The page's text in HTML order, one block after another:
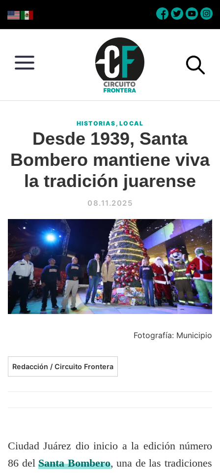
to
to
to
to
Conéctate
la
frontera
HISTORIAS ,LOCAL
Desde 1939, Santa
Bombero mantiene viva
la tradición juarense
08.11.2025
Fotografía: Municipio
Redacción / Circuito Frontera
Ciudad Juárez dio inicio a la edición número
86 del Santa Bombero, una de las tradiciones